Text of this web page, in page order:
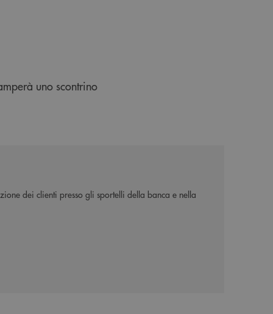
uno scontrino
dei clienti presso gli sportelli della banca e nella